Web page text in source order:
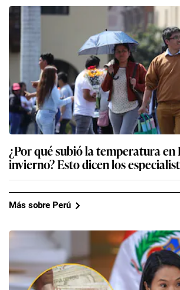
¿Por qué subió la temperatura en
invierno? Esto dicen los
Más sobre Perú